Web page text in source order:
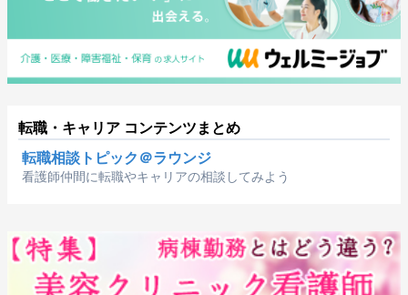
転職・キャリア コンテンツまとめ
転職相談トピック＠ラウンジ
看護師仲間に転職やキャリアの相談してみよう